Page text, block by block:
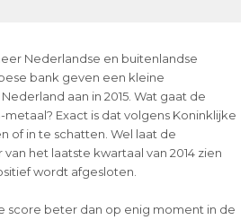
Nederlandse en buitenlandse
bank geven een kleine
aan in 2015. Wat gaat de
metaal? Exact is dat volgens Koninklijke
of in te schatten. Wel laat de
het laatste kwartaal van 2014 zien
wordt afgesloten.
score beter dan op enig moment in de